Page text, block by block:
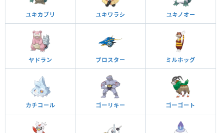
ユキカブリ ユキワラシ ユキノオー
ヤドラン ブロスター ミルホッグ
カチコール ゴーリキー ゴーゴート